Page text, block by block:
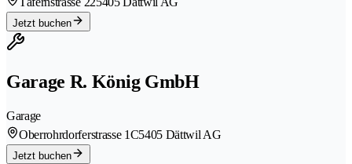
Jetzt buchen
Garage R. König GmbH
Garage
Oberrohrdorferstrasse 1C5405 Dättwil AG
Jetzt buchen